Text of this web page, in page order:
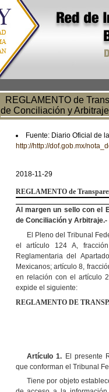
REGLAMENTO de
de Conciliación y
Fuente: Diario Oficial de
http://http://dof.gob.mx/
2018-11-29
REGLAMENTO de
Al margen un sello con el
de Conciliación y
El Pleno del Tribunal
el artículo 124 A,
Reglamentaria del
Mexicanos; artículo 8,
en relación con el artículo
expide el siguiente:
REGLAMENTO DE
Artículo 1. El presente
que conforman el Tribunal
Tiene por objeto